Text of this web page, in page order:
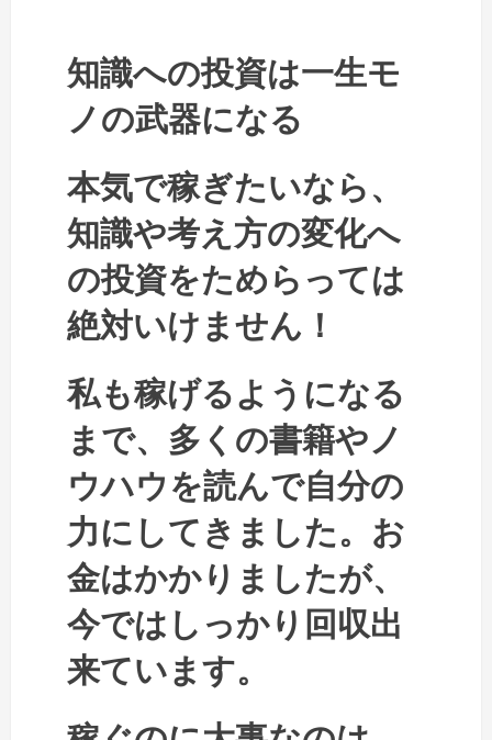
知識への投資は一生モ
ノの武器になる
本気で稼ぎたいなら、
知識や考え方の変化へ
の投資をためらっては
絶対いけません！
私も稼げるようになる
まで、多くの書籍やノ
ウハウを読んで自分の
力にしてきました。お
金はかかりましたが、
今ではしっかり回収出
来ています。